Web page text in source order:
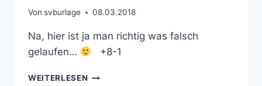
Von svburlage 08.03.2018
Na, hier ist ja man richtig was falsch
gelaufen…
+8-1
WEITERLESEN FUNDSTÜCK